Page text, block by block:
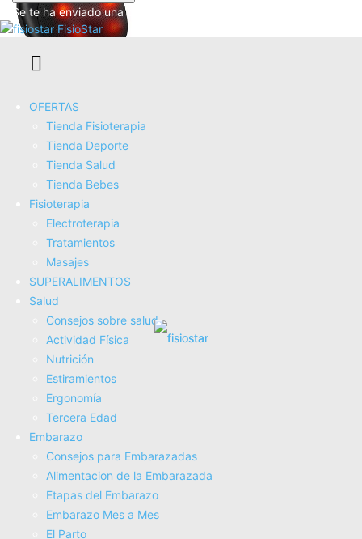
Se te ha enviado una contraseña por correo electrónico.
FisioStar
OFERTAS
Tienda Fisioterapia
Tienda Deporte
Tienda Salud
Tienda Bebes
Fisioterapia
Electroterapia
Tratamientos
Masajes
SUPERALIMENTOS
Salud
Consejos sobre salud
Actividad Fí­sica
Nutrición
Estiramientos
Ergonomí­a
Tercera Edad
Embarazo
Consejos para Embarazadas
Alimentacion de la Embarazada
Etapas del Embarazo
Embarazo Mes a Mes
El Parto
Brelley Masajeador, Cojín Masajeador Cervical y Espalda
COMPRAR AHORA
Amazon.es
Brelley Masajeador Cervical y Espalda, Neck Massager
COMPRAR AHORA
Amazon.es